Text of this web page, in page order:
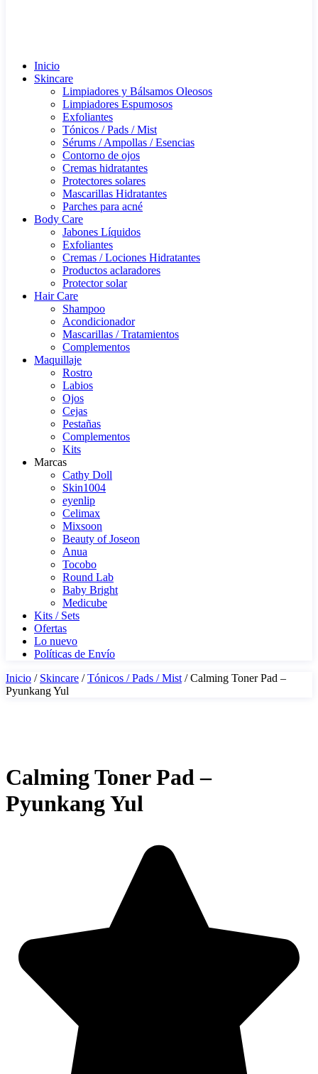
Inicio
Skincare
Limpiadores y Bálsamos Oleosos
Limpiadores Espumosos
Exfoliantes
Tónicos / Pads / Mist
Sérums / Ampollas / Esencias
Contorno de ojos
Cremas hidratantes
Protectores solares
Mascarillas Hidratantes
Parches para acné
Body Care
Jabones Líquidos
Exfoliantes
Cremas / Lociones Hidratantes
Productos aclaradores
Protector solar
Hair Care
Shampoo
Acondicionador
Mascarillas / Tratamientos
Complementos
Maquillaje
Rostro
Labios
Ojos
Cejas
Pestañas
Complementos
Kits
Marcas
Cathy Doll
Skin1004
eyenlip
Celimax
Mixsoon
Beauty of Joseon
Anua
Tocobo
Round Lab
Baby Bright
Medicube
Kits / Sets
Ofertas
Lo nuevo
Políticas de Envío
Inicio / Skincare /Tónicos / Pads / Mist / Calming Toner Pad –
Pyunkang Yul
Calming Toner Pad –
Pyunkang Yul